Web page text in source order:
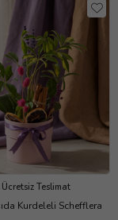
Teslimat
Kurdeleli Schefflera